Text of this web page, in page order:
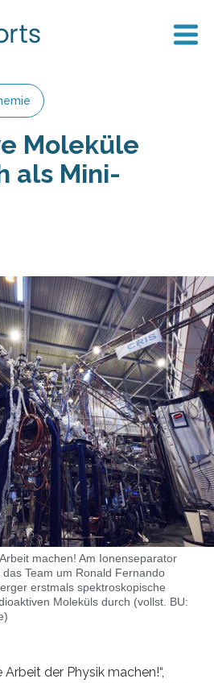
Moleküle
als Mini-
machen! Am Ionenseparator
Team um Ronald Fernando
erstmals spektroskopische
Moleküls durch (vollst. BU:
der Physik machen!“,